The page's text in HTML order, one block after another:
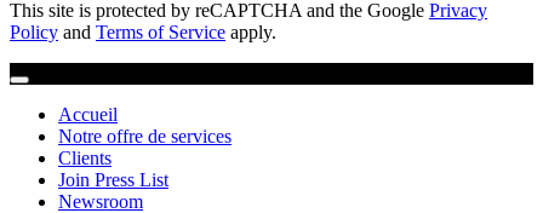
This site is protected by reCAPTCHA and the Google Privacy
Policy and Terms of Service apply.
Accueil
Notre offre de services
Clients
Join Press List
Newsroom